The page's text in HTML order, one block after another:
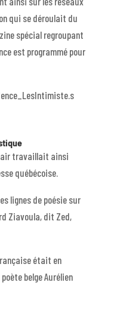
qui se déroulait du
spécial regroupant
est programmé pour
travaillait ainsi
québécoise.
lignes de poésie sur
Ziavoula, dit Zed,
était en
belge Aurélien